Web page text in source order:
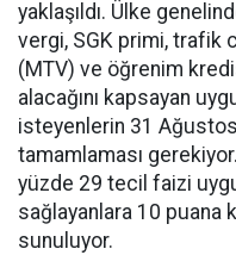
yaklaşıldı. Ülke
vergi, SGK primi, trafik
(MTV) ve öğrenim
alacağını kapsayan
isteyenlerin 31
tamamlaması
yüzde 29 tecil faizi
sağlayanlara 10 puana
sunuluyor.